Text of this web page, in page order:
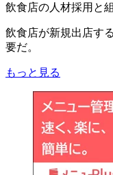
飲食店の人材採用と
飲食店が新規出店す
要だ。
もっと見る